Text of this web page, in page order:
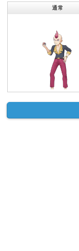
通常